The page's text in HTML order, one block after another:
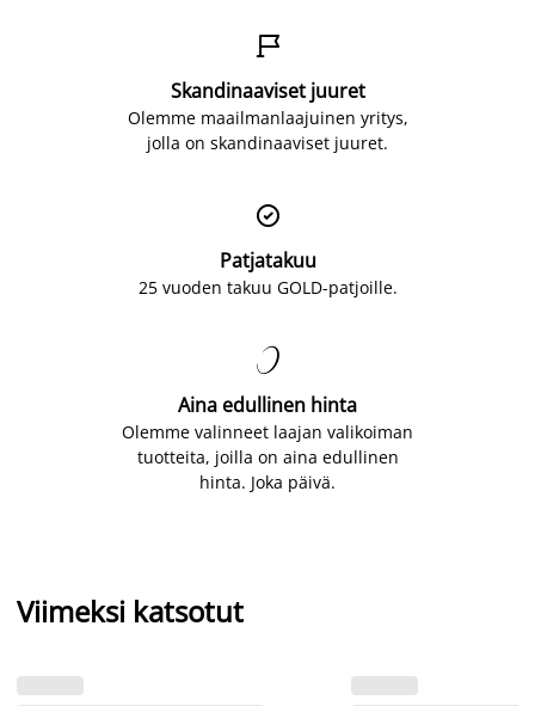

Skandinaaviset juuret
Olemme maailmanlaajuinen yritys,
jolla on skandinaaviset juuret.

Patjatakuu
25 vuoden takuu GOLD-patjoille.

Aina edullinen hinta
Olemme valinneet laajan valikoiman
tuotteita, joilla on aina edullinen
hinta. Joka päivä.
Viimeksi katsotut